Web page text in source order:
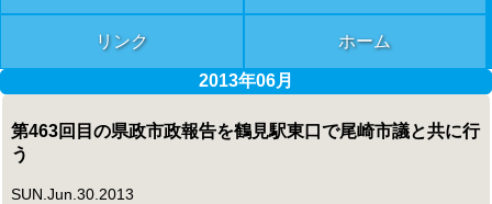
リンク ホーム
2013年06月
第463回目の県政市政報告を鶴見駅東口で尾崎市議と共に行
う
SUN.Jun.30.2013